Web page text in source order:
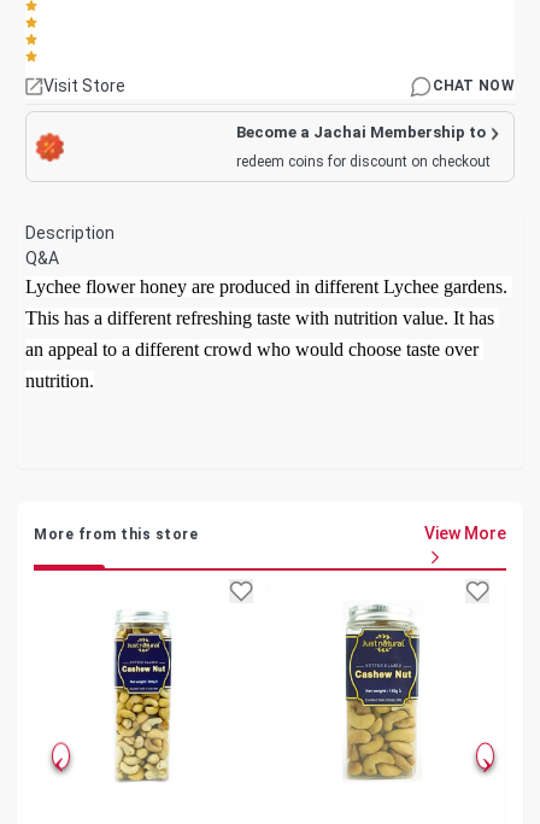
Visit Store CHAT NOW
Become a Jachai Membership to
redeem coins for discount on checkout
Description
Q&A
Lychee flower honey are produced in different Lychee gardens.
This has a different refreshing taste with nutrition value. It has
an appeal to a different crowd who would choose taste over
More from this store View More